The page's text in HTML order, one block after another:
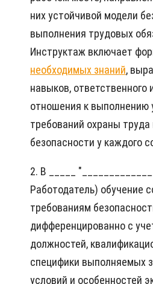
них устойчивой модели
выполнения трудовых
Инструктаж включает
необходимых знаний,
навыков, ответственного
отношения к выполнению
требований охраны труда
безопасности у каждого
2. В _____
Работодатель) обучение
требованиям
дифференцированно с
должностей,
специфики выполняемых
условий и особенностей